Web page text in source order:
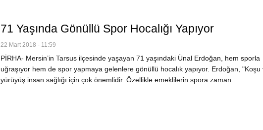
71 Yaşında Gönüllü Spor Hocalığı Yapıyor
22 Mart 2018 - 11:59
PİRHA- Mersin’in Tarsus ilçesinde yaşayan 71 yaşındaki Ünal Erdoğan, hem sporla
uğraşıyor hem de spor yapmaya gelenlere gönüllü hocalık yapıyor. Erdoğan, "Koşu
yürüyüş insan sağlığı için çok önemlidir. Özellikle emeklilerin spora zaman…